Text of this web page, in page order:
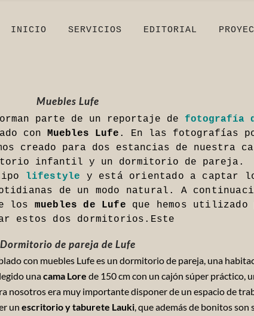
INICIO SERVICIOS EDITORIAL
Muebles Lufe
parte de un reportaje de fotografía
con Muebles Lufe . En las fotografías
creado para dos estancias de nuestra
infantil y un dormitorio de pareja.
lifestyle y está orientado a captar
de un modo natural. A
los muebles de Lufe que hemos utilizado
estos dos dormitorios.Este
Dormitorio de pareja de Lufe
con muebles Lufe es un dormitorio de pareja, una
unacama Lore de 150 cm con un cajón súper práctico,
nosotros era muy importante disponer de un espacio de
unescritorio y taburete Lauki, que además de bonitos son